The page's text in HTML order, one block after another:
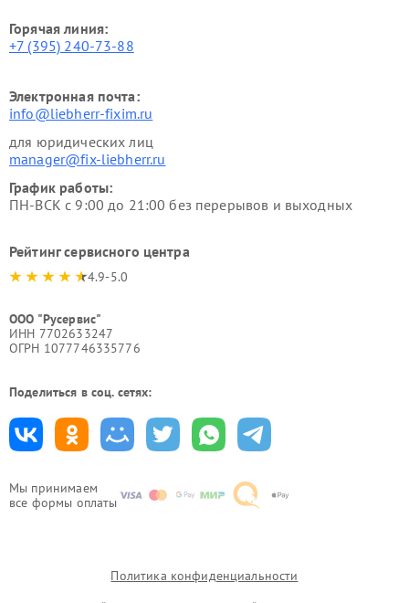
Мы принимаем
все формы оплаты
Горячая линия:
+7 (395) 240-73-88
Электронная почта:
info@liebherr-fixim.ru
для юридических лиц
manager@fix-liebherr.ru
График работы:
ПН-ВСК с 9:00 до 21:00 без перерывов и выходных
Рейтинг сервисного центра
4.9-5.0
ООО "Русервис"
ИНН 7702633247
ОГРН 1077746335776
Поделиться в соц. сетях:
Политика конфиденциальности